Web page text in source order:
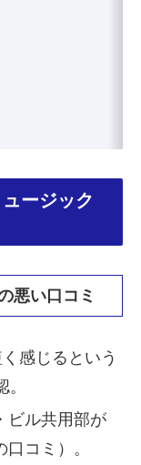
ージック
悪い口コミ
感じるという
ビル共用部が
コミ）。